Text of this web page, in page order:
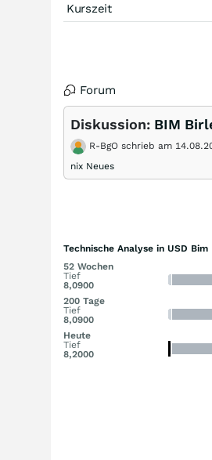
Kurszeit
Forum
Diskussion: BIM
R-BgO schrieb am
nix Neues
Technische Analyse in USD
52 Wochen
Tief
8,0900
200 Tage
Tief
8,0900
Heute
Tief
8,2000